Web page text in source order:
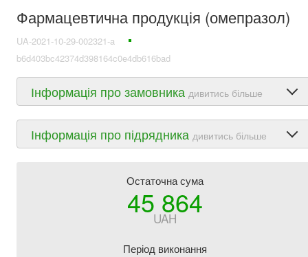
Фармацевтична продукція (омепразол)
UA-2021-10-29-002321-a
b6d403bc42374d398164c0e4db616bad
Інформація про замовника дивитись більше
Інформація про підрядника дивитись більше
Остаточна сума
45 864
UAH
Період виконання